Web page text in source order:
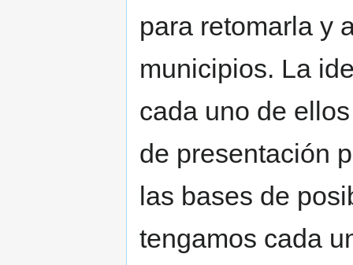
para retomarla y
municipios. La
cada uno de
de presentación
las bases de
tengamos cada